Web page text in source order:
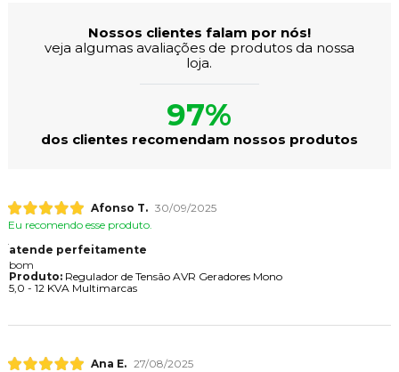
Nossos clientes falam por nós!
veja algumas avaliações de produtos da nossa
loja.
97%
dos clientes recomendam nossos produtos
Afonso T. 30/09/2025
Eu recomendo esse produto.
atende perfeitamente
bom
Produto:Regulador de Tensão AVR Geradores Mono
5,0 - 12 KVA Multimarcas
Ana E. 27/08/2025